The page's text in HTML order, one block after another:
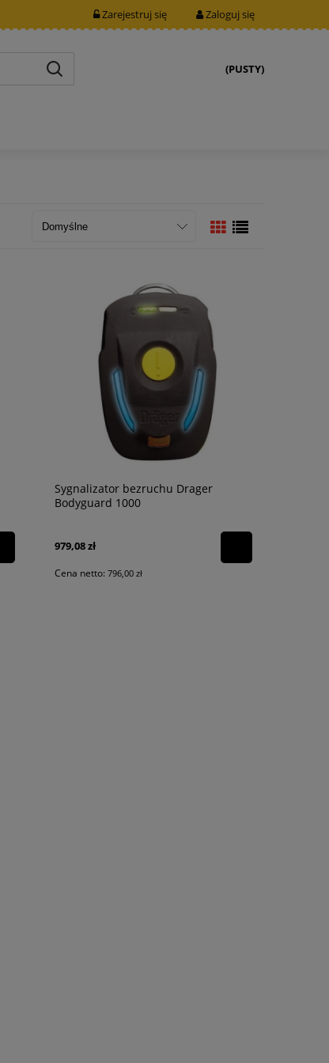
Zarejestruj się Zaloguj się
(PUSTY)
Sygnalizator bezruchu Drager
Bodyguard 1000
979,08 zł
Cena netto: 796,00 zł